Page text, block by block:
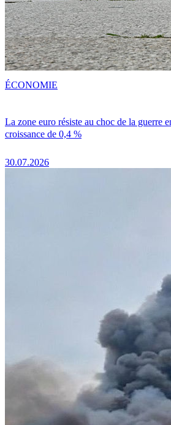
La zone euro résiste au choc de la guerre
croissance de 0,4 %
30.07.2026
ÉCONOMIE